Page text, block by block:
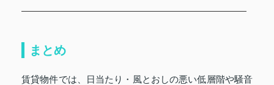
まとめ
賃貸物件では、日当たり・風とおしの悪い低層階や騒音